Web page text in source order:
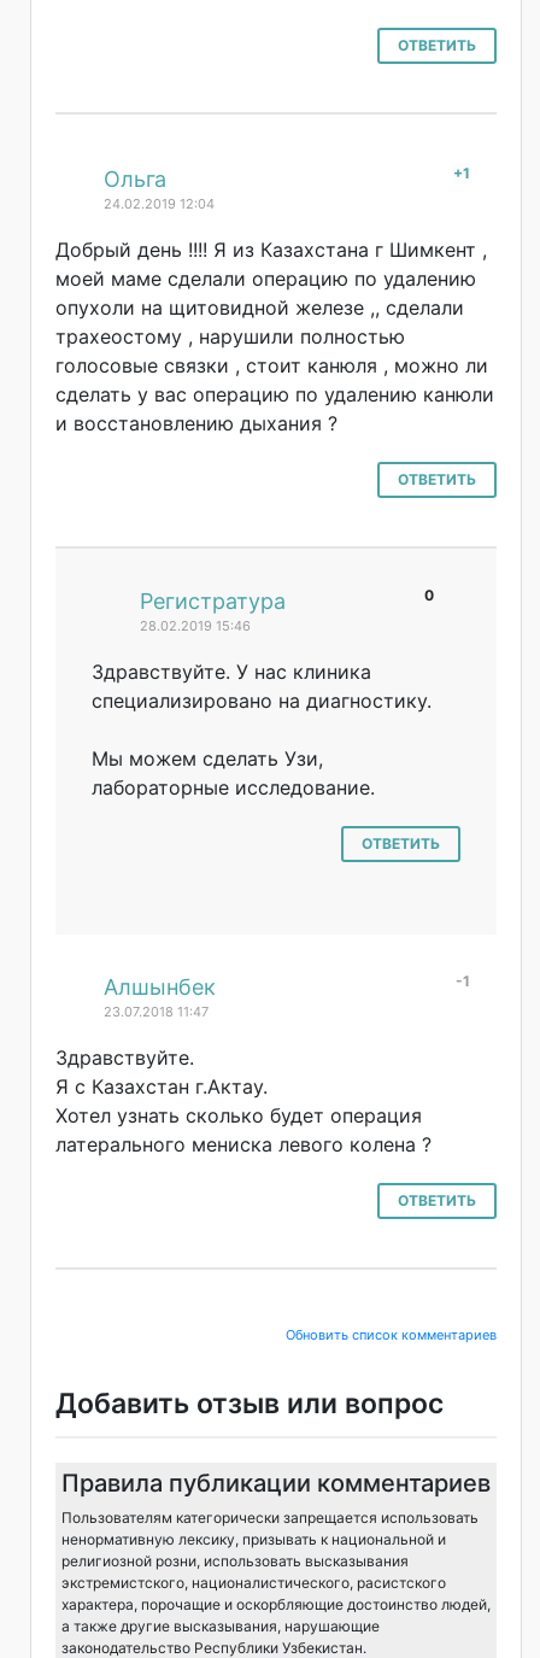
ОТВЕТИТЬ
+1
Ольга
24.02.2019 12:04
Добрый день !!!! Я из Казахстана г Шимкент ,
моей маме сделали операцию по удалению
опухоли на щитовидной железе ,, сделали
трахеостому , нарушили полностью
голосовые связки , стоит канюля , можно ли
сделать у вас операцию по удалению канюли
и восстановлению дыхания ?
ОТВЕТИТЬ
0
Регистратура
28.02.2019 15:46
Здравствуйте. У нас клиника
специализировано на диагностику.
Мы можем сделать Узи,
лабораторные исследование.
ОТВЕТИТЬ
-1
Алшынбек
23.07.2018 11:47
Здравствуйте.
Я с Казахстан г.Актау.
Хотел узнать сколько будет операция
латерального мениска левого колена ?
ОТВЕТИТЬ
Обновить список комментариев
Добавить отзыв или вопрос
Правила публикации комментариев
Пользователям категорически запрещается использовать
ненормативную лексику, призывать к национальной и
религиозной розни, использовать высказывания
экстремистского, националистического, расистского
характера, порочащие и оскорбляющие достоинство людей,
а также другие высказывания, нарушающие
законодательство Республики Узбекистан.